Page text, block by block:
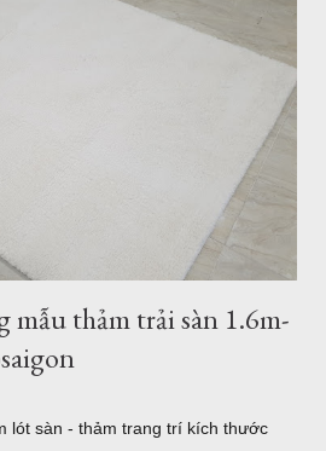
thảm trải sàn, từ hiện đại đến cổ
sàn quận 7 sẽ là sự lựa chọn tốt
7 I0001 Mẫu thảm hiện đại
Lót sàn quận 7 I0003 Thảm trải
sàn bán tại quận 7 I0016 5 mẫu
thảm trải sàn 1.6m-
lót sàn - thảm trang trí kích thước